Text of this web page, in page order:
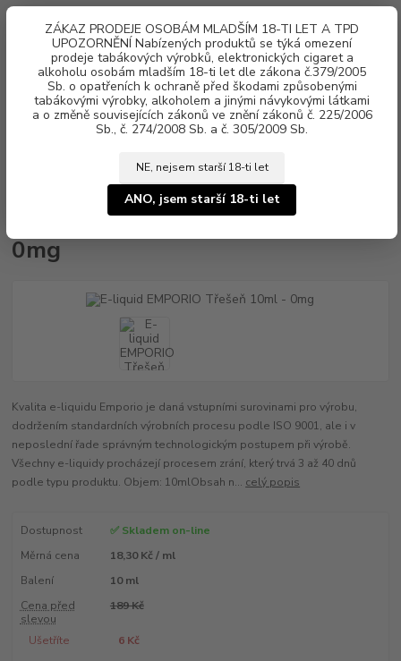
ZÁKAZ PRODEJE OSOBÁM MLADŠÍM 18-TI LET A TPD
UPOZORNĚNÍ Nabízených produktů se týká omezení
prodeje tabákových výrobků, elektronických cigaret a
alkoholu osobám mladším 18-ti let dle zákona č.379/2005
Sb. o opatřeních k ochraně před škodami způsobenými
tabákovými výrobky, alkoholem a jinými návykovými látkami
a o změně souvisejících zákonů ve znění zákonů č. 225/2006
Sb., č. 274/2008 Sb. a č. 305/2009 Sb.
NE, nejsem starší 18-ti let
ANO, jsem starší 18-ti let
Menu
za0 Kč
E-liquid EMPORIO
E-liquid EMPORIO Třešeň
E-liquid EMPORIO Třešeň 10ml -
0mg
Kvalita e-liquidu Emporio je daná vstupními surovinami pro výrobu,
dodržením standardních výrobních procesu podle ISO 9001, ale i v
neposlední řade správným technologickým postupem při výrobě.
Všechny e-liquidy procházejí procesem zrání, který trvá 3 až 40 dnů
podle typu produktu. Objem: 10mlObsah n... celý popis
Dostupnost
✅ Skladem on-line
Měrná cena
18,30 Kč / ml
Balení
10 ml
Cena před
slevou
189 Kč
Ušetříte 6 Kč